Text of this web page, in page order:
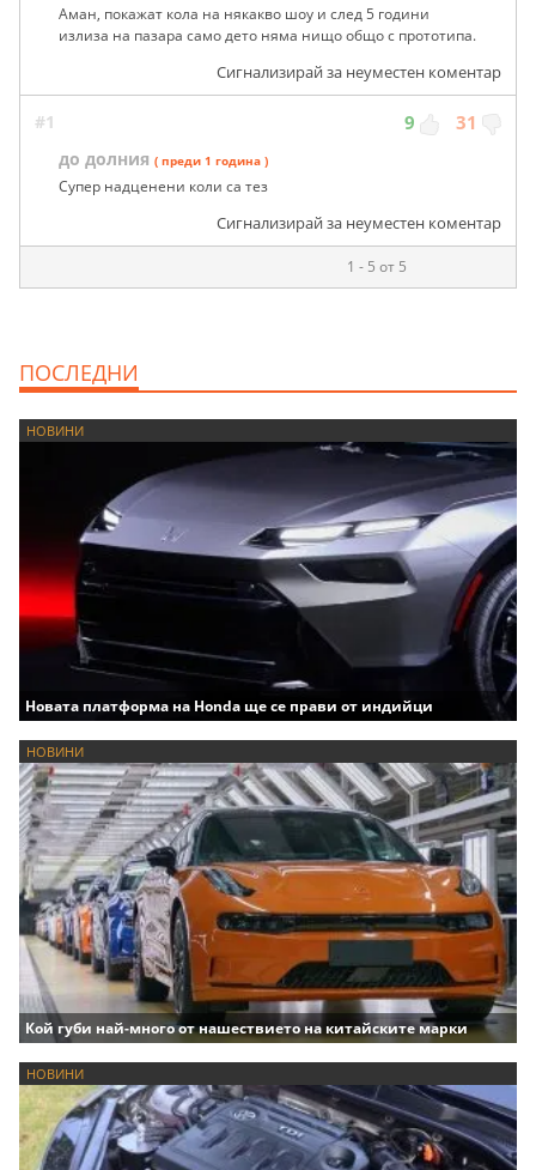
Аман, покажат кола на някакво шоу и след 5 години
излиза на пазара само дето няма нищо общо с прототипа.
Сигнализирай за неуместен коментар
#1 9 31
до долния ( преди 1 година )
Супер надценени коли са тез
Сигнализирай за неуместен коментар
1 - 5 от 5
ПОСЛЕДНИ
НОВИНИ
Новата платформа на Honda ще се прави от индийци
НОВИНИ
Кой губи най-много от нашествието на китайските марки
НОВИНИ